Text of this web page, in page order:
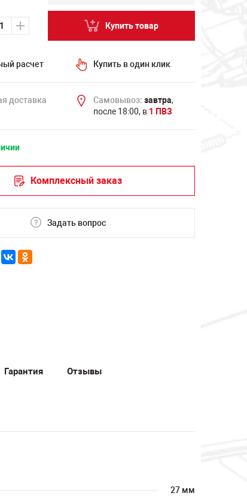
Купить товар
расчет Купить в один клик
доставка
Самовывоз: завтра,
после 18:00, в 1 ПВЗ
Комплексный заказ
Задать вопрос
Гарантия Отзывы
27 мм